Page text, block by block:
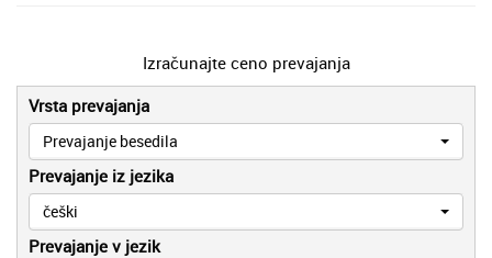
Izračunajte ceno prevajanja
Vrsta prevajanja
Prevajanje besedila
Prevajanje iz jezika
češki
Prevajanje v jezik